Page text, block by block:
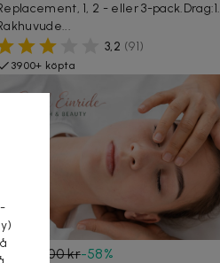
1, 2 - eller 3-pack.Drag:1.
3,2 (91)
3900+ köpta
kr 700 kr-58%